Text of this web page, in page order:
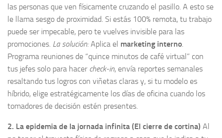
las personas que ven físicamente cruzando el pasillo. A esto se
le llama sesgo de proximidad. Si estás 100% remota, tu trabajo
puede ser impecable, pero te vuelves invisible para las
promociones. La solución:Aplica el marketing interno.
Programa reuniones de “quince minutos de café virtual” con
tus jefes solo para hacer check-in, envía reportes semanales
resaltando tus logros con viñetas claras y, si tu modelo es
híbrido, elige estratégicamente los días de oficina cuando los
tomadores de decisión estén presentes.
2. La epidemia de la jornada infinita (El cierre de cortina) Al